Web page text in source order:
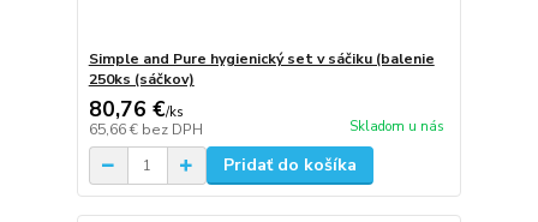
Simple and Pure hygienický set v sáčiku (balenie
250ks (sáčkov)
80,76 €/ks
65,66 € bez DPH Skladom u nás
Pridať do košíka